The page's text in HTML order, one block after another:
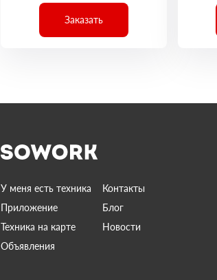
Заказать
У меня есть техника
Контакты
Приложение
Блог
Техника на карте
Новости
Объявления